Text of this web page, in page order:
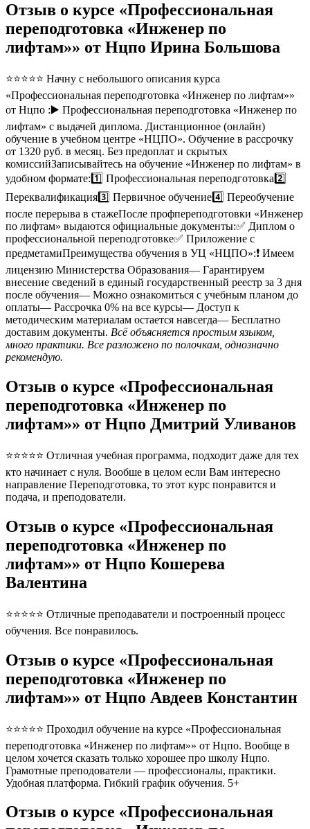
Отзыв о курсе «Профессиональная
переподготовка «Инженер по
лифтам»» от Нцпо Ирина Большова
⭐⭐⭐⭐⭐ Начну с небольшого описания курса
«Профессиональная переподготовка «Инженер по лифтам»»
от Нцпо :▶️ Профессиональная переподготовка «Инженер по
лифтам» с выдачей диплома. Дистанционное (онлайн)
обучение в учебном центре «НЦПО». Обучение в рассрочку
от 1320 руб. в месяц. Без предоплат и скрытых
комиссийЗаписывайтесь на обучение «Инженер по лифтам» в
удобном формате:1️⃣ Профессиональная переподготовка2️⃣
Переквалификация3️⃣ Первичное обучение4️⃣ Переобучение
после перерыва в стажеПосле профпереподготовки «Инженер
по лифтам» выдаются официальные документы:✅ Диплом о
профессиональной переподготовке✅ Приложение с
предметамиПреимущества обучения в УЦ «НЦПО»:❗️ Имеем
лицензию Министерства Образования— Гарантируем
внесение сведений в единый государственный реестр за 3 дня
после обучения— Можно ознакомиться с учебным планом до
оплаты— Рассрочка 0% на все курсы— Доступ к
методическим материалам остается навсегда— Бесплатно
доставим документы. Всё объясняется простым языком,
много практики. Все разложено по полочкам, однозначно
рекомендую.
Отзыв о курсе «Профессиональная
переподготовка «Инженер по
лифтам»» от Нцпо Дмитрий Уливанов
⭐⭐⭐⭐⭐ Отличная учебная программа, подходит даже для тех
кто начинает с нуля. Вообше в целом если Вам интересно
направление Переподготовка, то этот курс понравится и
подача, и преподователи.
Отзыв о курсе «Профессиональная
переподготовка «Инженер по
лифтам»» от Нцпо Кошерева
Валентина
⭐⭐⭐⭐⭐ Отличные преподаватели и построенный процесс
обучения. Все понравилось.
Отзыв о курсе «Профессиональная
переподготовка «Инженер по
лифтам»» от Нцпо Авдеев Константин
⭐⭐⭐⭐⭐ Проходил обучение на курсе «Профессиональная
переподготовка «Инженер по лифтам»» от Нцпо. Вообще в
целом хочется сказать только хорошее про школу Нцпо.
Грамотные преподователи — профессионалы, практики.
Удобная платформа. Гибкий график обучения. 5+
Отзыв о курсе «Профессиональная